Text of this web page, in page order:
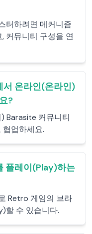
터하려면 메커니즘
커뮤니티 구성을 연
온라인(온라인)
?
Barasite 커뮤니티
업하세요.
플레이(Play)하는
Retro 게임의 브라
할 수 있습니다.